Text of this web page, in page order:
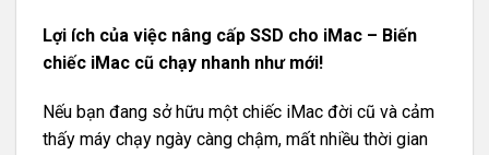
Lợi ích của việc nâng cấp SSD cho iMac – Biến
chiếc iMac cũ chạy nhanh như mới!
Nếu bạn đang sở hữu một chiếc iMac đời cũ và cảm
thấy máy chạy ngày càng chậm, mất nhiều thời gian